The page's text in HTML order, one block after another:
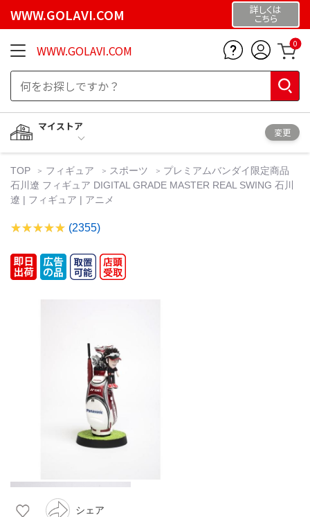
WWW.GOLAVI.COM 詳しくは
こちら
WWW.GOLAVI.COM 0
マイストア
変更
TOP フィギュア スポーツ
プレミアムバンダイ限定商品
石川遼 フィギュア DIGITAL GRADE MASTER REAL SWING 石川
遼 | フィギュア | アニメ
(2355)
シェア